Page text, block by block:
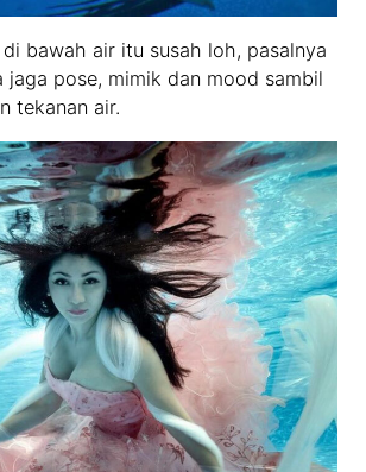
bawah air itu susah loh, pasalnya
jaga pose, mimik dan mood sambil
tekanan air.